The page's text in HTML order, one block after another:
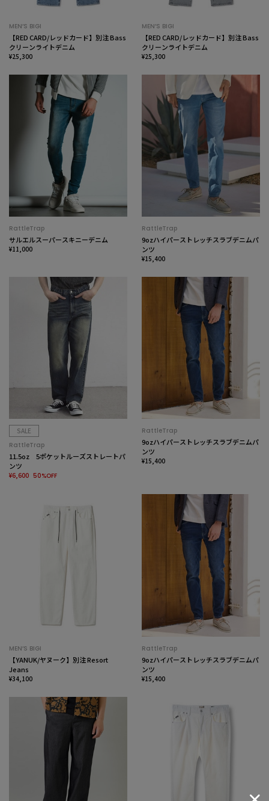
MEN’S BIGI
【RED CARD/レッドカード】別注 Bass
クリーンライトデニム
¥25,300
MEN’S BIGI
【RED CARD/レッドカード】別注 Bass
クリーンライトデニム
¥25,300
RattleTrap
サルエルスーパースキニーデニム
¥11,000
RattleTrap
9ozハイパーストレッチスラブデニムパ
ンツ
¥15,400
SALE
RattleTrap
11.5oz 5ポケットルーズストレートパ
ンツ
¥6,600 50%OFF
RattleTrap
9ozハイパーストレッチスラブデニムパ
ンツ
¥15,400
MEN’S BIGI
【YANUK/ヤヌーク】別注 Resort
Jeans
¥34,100
RattleTrap
9ozハイパーストレッチスラブデニムパ
ンツ
¥15,400